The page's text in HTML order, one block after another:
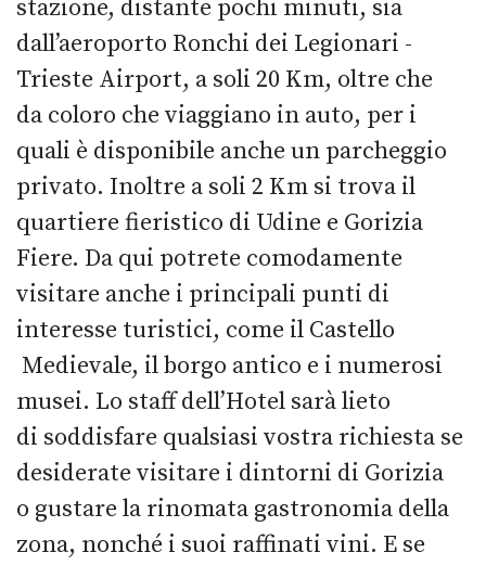
stazione, distante pochi minuti, sia
dall’aeroporto Ronchi dei Legionari -
Trieste Airport, a soli 20 Km, oltre che
da coloro che viaggiano in auto, per i
quali è disponibile anche un parcheggio
privato. Inoltre a soli 2 Km si trova il
quartiere fieristico di Udine e Gorizia
Fiere. Da qui potrete comodamente
visitare anche i principali punti di
interesse turistici, come il Castello
Medievale, il borgo antico e i numerosi
musei. Lo staff dell’Hotel sarà lieto
di soddisfare qualsiasi vostra richiesta se
desiderate visitare i dintorni di Gorizia
o gustare la rinomata gastronomia della
zona, nonché i suoi raffinati vini. E se